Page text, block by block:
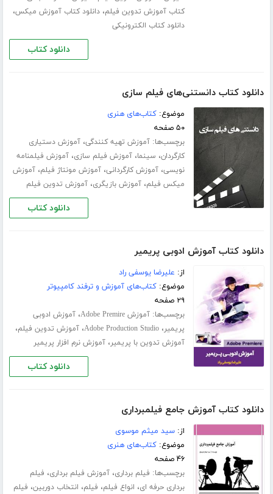
کتاب آموزش تدوین فیلم،دانلود کتاب آموزش میکس،
دانلود کتاب الکترونیکی
دانلود کتاب
دانلود کتاب دانستنی‌های فیلم سازی
موضوع:کتاب‌های هنری
۵۰ صفحه
برچسب‌ها:آموزش تهیه کنندگی،آموزش دستیاری
کارگردان، سینما،آموزش فیلم سازی،آموزش فیلمنامه
نویسی،آموزش کارگردانی،آموزش مونتاژ فیلم،آموزش
میکس فیلم،آموزش بازیگری،آموزش تدوین فیلم
دانلود کتاب
دانلود کتاب آموزش ادوبی پریمیر
از: علیرضا یوسفی راد
موضوع:کتاب‌های آموزش و ترفند کامپیوتر
۲۹ صفحه
برچسب‌ها:آموزش Adobe Premire ،آموزش ادوبی
پریمیر،Adobe Production Studio،آموزش تدوین فیلم،
آموزش تدوین با پریمیر،آموزش نرم افزار پریمیر
دانلود کتاب
دانلود کتاب آموزش جامع فیلمبرداری
از:سید میثم موسوی
موضوع:کتاب‌های هنری
۴۶ صفحه
برچسب‌ها: فیلم برداری،آموزش فیلم برداری، فیلم
برداری حرفه ای، انواع فیلم، فیلم، انتخاب دوربین، فیلم